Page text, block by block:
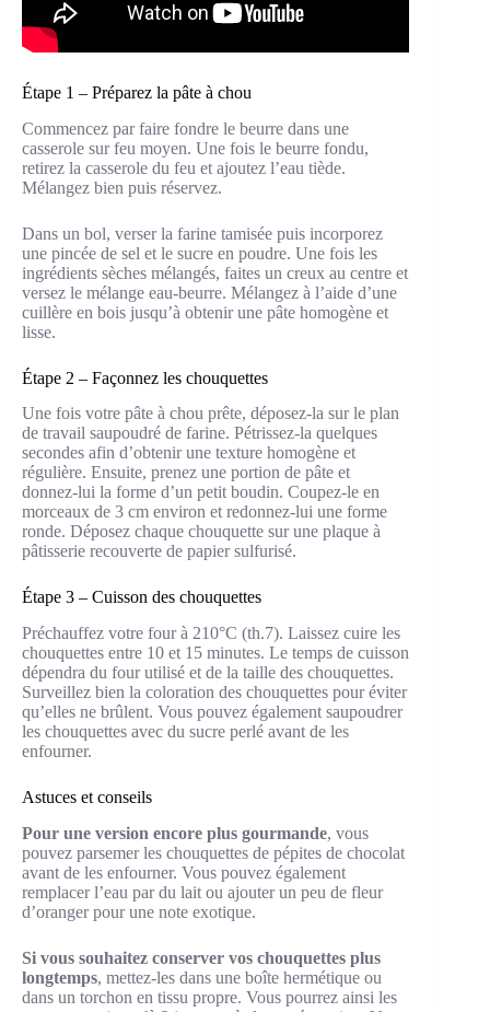
Étape 1 – Préparez la pâte à chou
Commencez par faire fondre le beurre dans une
casserole sur feu moyen. Une fois le beurre fondu,
retirez la casserole du feu et ajoutez l’eau tiède.
Mélangez bien puis réservez.
Dans un bol, verser la farine tamisée puis incorporez
une pincée de sel et le sucre en poudre. Une fois les
ingrédients sèches mélangés, faites un creux au centre et
versez le mélange eau-beurre. Mélangez à l’aide d’une
cuillère en bois jusqu’à obtenir une pâte homogène et
lisse.
Étape 2 – Façonnez les chouquettes
Une fois votre pâte à chou prête, déposez-la sur le plan
de travail saupoudré de farine. Pétrissez-la quelques
secondes afin d’obtenir une texture homogène et
régulière. Ensuite, prenez une portion de pâte et
donnez-lui la forme d’un petit boudin. Coupez-le en
morceaux de 3 cm environ et redonnez-lui une forme
ronde. Déposez chaque chouquette sur une plaque à
pâtisserie recouverte de papier sulfurisé.
Étape 3 – Cuisson des chouquettes
Préchauffez votre four à 210°C (th.7). Laissez cuire les
chouquettes entre 10 et 15 minutes. Le temps de cuisson
dépendra du four utilisé et de la taille des chouquettes.
Surveillez bien la coloration des chouquettes pour éviter
qu’elles ne brûlent. Vous pouvez également saupoudrer
les chouquettes avec du sucre perlé avant de les
enfourner.
Astuces et conseils
Pour une version encore plus gourmande, vous
pouvez parsemer les chouquettes de pépites de chocolat
avant de les enfourner. Vous pouvez également
remplacer l’eau par du lait ou ajouter un peu de fleur
d’oranger pour une note exotique.
Si vous souhaitez conserver vos chouquettes plus
longtemps, mettez-les dans une boîte hermétique ou
dans un torchon en tissu propre. Vous pourrez ainsi les